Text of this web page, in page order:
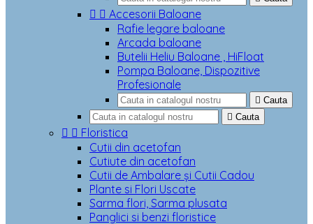
  Accesorii Baloane
Rafie legare baloane
Arcada baloane
Butelii Heliu Baloane , HiFloat
Pompa Baloane, Dispozitive
Profesionale
 Cauta
 Cauta
  Floristica
Cutii din acetofan
Cutiute din acetofan
Cutii de Ambalare și Cutii Cadou
Plante si Flori Uscate
Sarma flori, Sarma plusata
Panglici si benzi floristice